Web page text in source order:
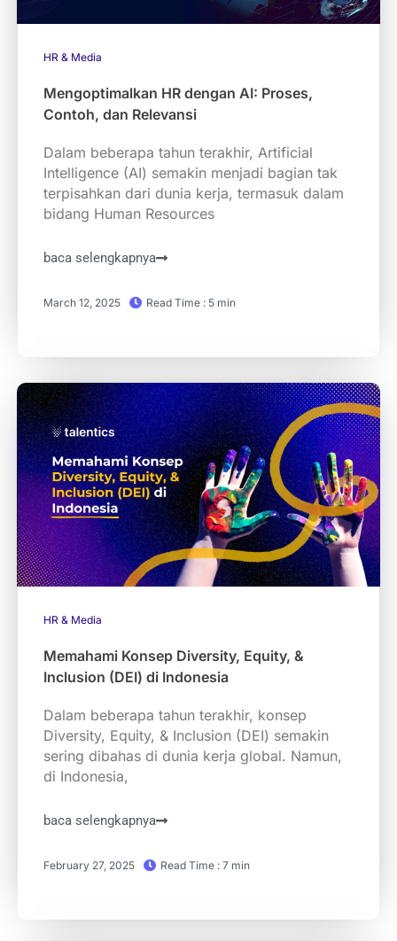
HR & Media
Mengoptimalkan HR dengan AI: Proses,
Contoh, dan Relevansi
Dalam beberapa tahun terakhir, Artificial
Intelligence (AI) semakin menjadi bagian tak
terpisahkan dari dunia kerja, termasuk dalam
bidang Human Resources
baca selengkapnya
March 12, 2025 Read Time : 5 min
HR & Media
Memahami Konsep Diversity, Equity, &
Inclusion (DEI) di Indonesia
Dalam beberapa tahun terakhir, konsep
Diversity, Equity, & Inclusion (DEI) semakin
sering dibahas di dunia kerja global. Namun,
di Indonesia,
baca selengkapnya
February 27, 2025 Read Time : 7 min